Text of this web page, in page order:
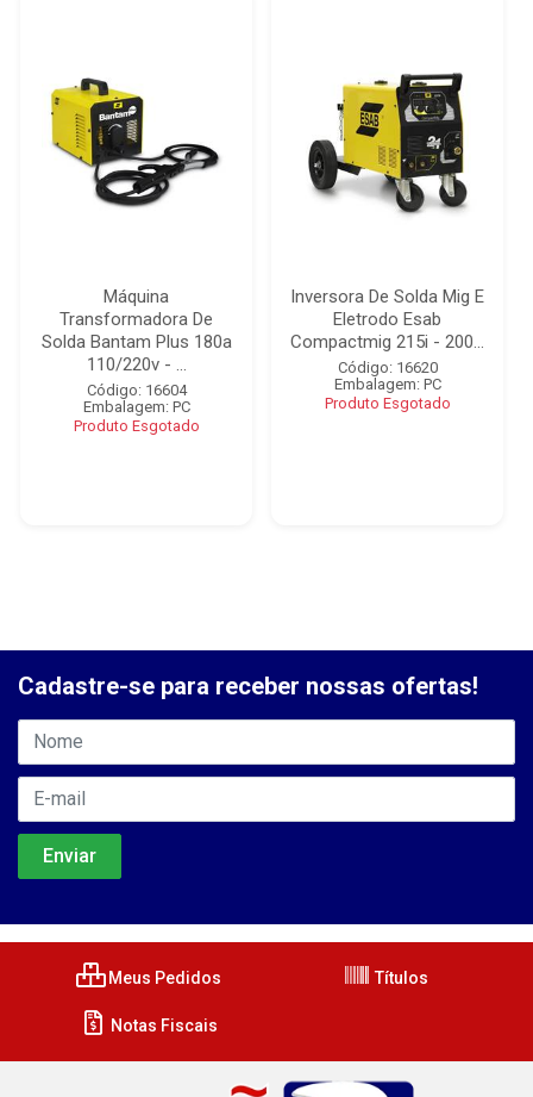
Máquina
Transformadora De
Solda Bantam Plus 180a
110/220v - ...
Código: 16604
Embalagem: PC
Produto Esgotado
Inversora De Solda Mig E
Eletrodo Esab
Compactmig 215i - 200...
Código: 16620
Embalagem: PC
Produto Esgotado
Cadastre-se para receber nossas ofertas!
Meus Pedidos Títulos
Notas Fiscais